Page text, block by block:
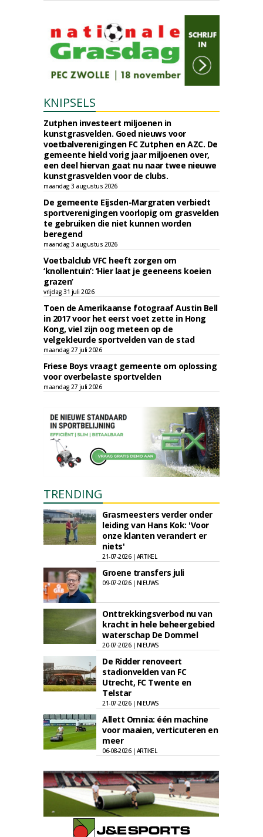
KNIPSELS
Zutphen investeert miljoenen in
kunstgrasvelden. Goed nieuws voor
voetbalverenigingen FC Zutphen en AZC. De
gemeente hield vorig jaar miljoenen over,
een deel hiervan gaat nu naar twee nieuwe
kunstgrasvelden voor de clubs.
maandag 3 augustus 2026
De gemeente Eijsden-Margraten verbiedt
sportverenigingen voorlopig om grasvelden
te gebruiken die niet kunnen worden
beregend
maandag 3 augustus 2026
Voetbalclub VFC heeft zorgen om
‘knollentuin’: ‘Hier laat je geeneens koeien
grazen’
vrijdag 31 juli 2026
Toen de Amerikaanse fotograaf Austin Bell
in 2017 voor het eerst voet zette in Hong
Kong, viel zijn oog meteen op de
velgekleurde sportvelden van de stad
maandag 27 juli 2026
Friese Boys vraagt gemeente om oplossing
voor overbelaste sportvelden
maandag 27 juli 2026
TRENDING
Grasmeesters verder onder
leiding van Hans Kok: 'Voor
onze klanten verandert er
niets'
21-07-2026 | ARTIKEL
Groene transfers juli
09-07-2026 | NIEUWS
Onttrekkingsverbod nu van
kracht in hele beheergebied
waterschap De Dommel
20-07-2026 | NIEUWS
De Ridder renoveert
stadionvelden van FC
Utrecht, FC Twente en
Telstar
21-07-2026 | NIEUWS
Allett Omnia: één machine
voor maaien, verticuteren en
meer
06-08-2026 | ARTIKEL